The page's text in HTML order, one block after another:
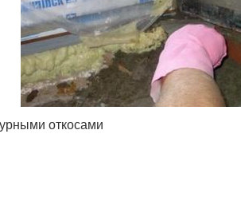
откосами